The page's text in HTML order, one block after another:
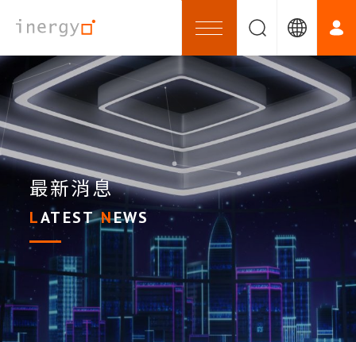
最新消息
LATEST NEWS